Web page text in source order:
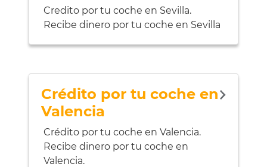
Credito por tu coche en Sevilla.
Recibe dinero por tu coche en Sevilla
Crédito por tu coche en
Valencia
Crédito por tu coche en Valencia.
Recibe dinero por tu coche en
Valencia.